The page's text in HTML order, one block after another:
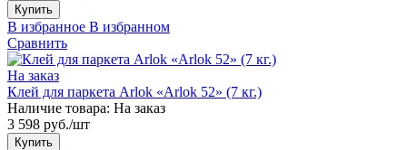
Купить
В избранное В избранном
Сравнить
На заказ
Клей для паркета Arlok «Arlok 52» (7 кг.)
Наличие товара: На заказ
3 598 руб./шт
Купить